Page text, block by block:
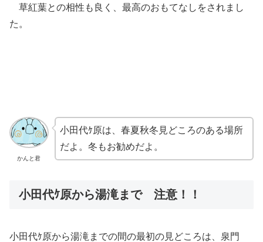
草紅葉との相性も良く、最高のおもてなしをされまし
た。
かんと君
小田代ｹ原は、春夏秋冬見どころのある場所
だよ。冬もお勧めだよ。
小田代ｹ原から湯滝まで 注意！！
小田代ｹ原から湯滝までの間の最初の見どころは、泉門